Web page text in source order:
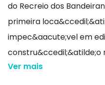
do Recreio dos
primeira
impec&aacute;vel em
constru&ccedil;&atilde;o
Ver mais